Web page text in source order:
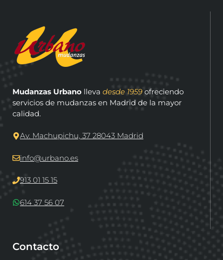
Mudanzas Urbano lleva desde 1959 ofreciendo
servicios de mudanzas en Madrid de la mayor
calidad.
Av. Machupichu, 37 28043 Madrid
info@urbano.es
913 01 15 15
614 37 56 07
Contacto